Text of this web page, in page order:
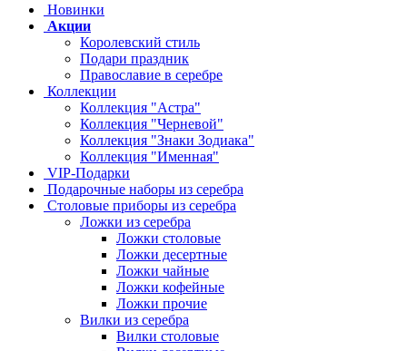
Новинки
Акции
Королевский стиль
Подари праздник
Православие в серебре
Коллекции
Коллекция "Астра"
Коллекция "Черневой"
Коллекция "Знаки Зодиака"
Коллекция "Именная"
VIP-Подарки
Подарочные наборы из серебра
Столовые приборы из серебра
Ложки из серебра
Ложки столовые
Ложки десертные
Ложки чайные
Ложки кофейные
Ложки прочие
Вилки из серебра
Вилки столовые